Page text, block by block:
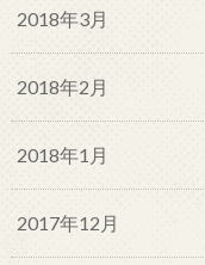
2018年3月
2018年2月
2018年1月
2017年12月